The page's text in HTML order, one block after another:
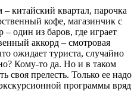
китайский квартал, парочка
кофе, магазинчик с
– один из баров, где играет
аккорд – смотровая
ожидает туриста, случайно
Кому-то да. Но и в таком
своя прелесть. Только ее надо
программы вряд